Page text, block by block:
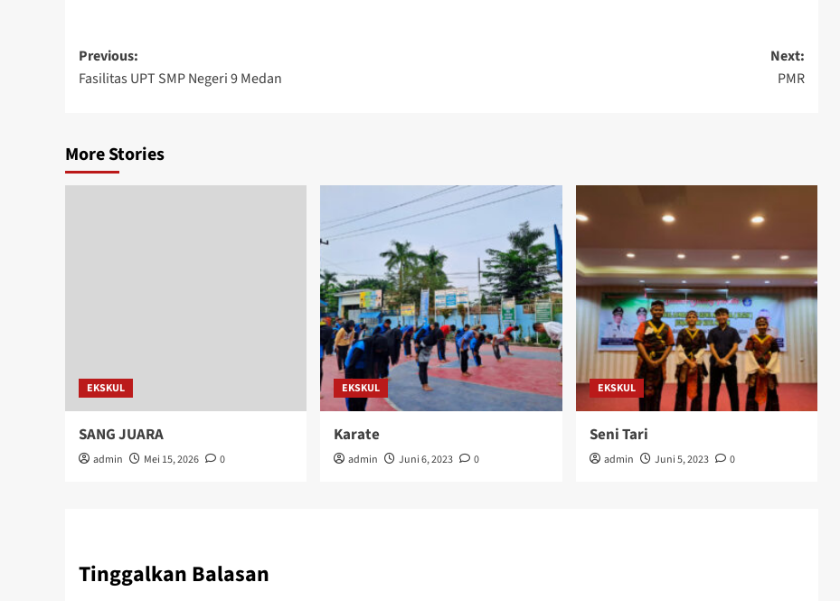
Post
navigation
Previous:
Fasilitas UPT SMP Negeri 9 Medan
Next:
PMR
More Stories
EKSKUL
SANG JUARA
admin Mei 15, 2026 0
EKSKUL
Karate
admin Juni 6, 2023 0
EKSKUL
Seni Tari
admin Juni 5, 2023 0
Tinggalkan Balasan